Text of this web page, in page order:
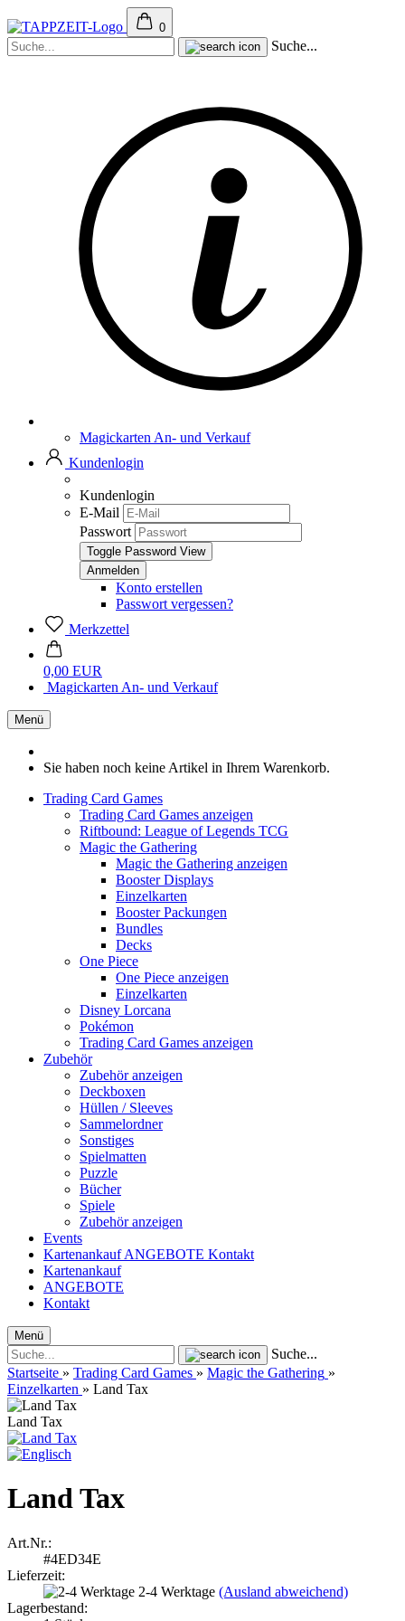
0
Suche...
Magickarten An- und Verkauf
Kundenlogin
Kundenlogin
E-Mail
Passwort
Toggle Password View
Konto erstellen
Passwort vergessen?
Merkzettel
0,00 EUR
Magickarten An- und Verkauf
Menü
Sie haben noch keine Artikel in Ihrem Warenkorb.
Trading Card Games
Trading Card Games anzeigen
Riftbound: League of Legends TCG
Magic the Gathering
Magic the Gathering anzeigen
Booster Displays
Einzelkarten
Booster Packungen
Bundles
Decks
One Piece
One Piece anzeigen
Einzelkarten
Disney Lorcana
Pokémon
Trading Card Games anzeigen
Zubehör
Zubehör anzeigen
Deckboxen
Hüllen / Sleeves
Sammelordner
Sonstiges
Spielmatten
Puzzle
Bücher
Spiele
Zubehör anzeigen
Events
KartenankaufANGEBOTE Kontakt
Kartenankauf
ANGEBOTE
Kontakt
Menü
Suche...
Startseite » Trading Card Games » Magic the Gathering »
Einzelkarten » Land Tax
Land Tax
Land Tax
Art.Nr.:
#4ED34E
Lieferzeit:
2-4 Werktage (Ausland abweichend)
Lagerbestand: